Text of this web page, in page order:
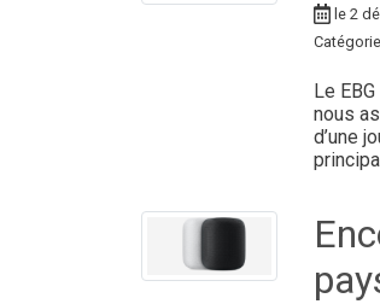
le 2
Le
nous
d’une